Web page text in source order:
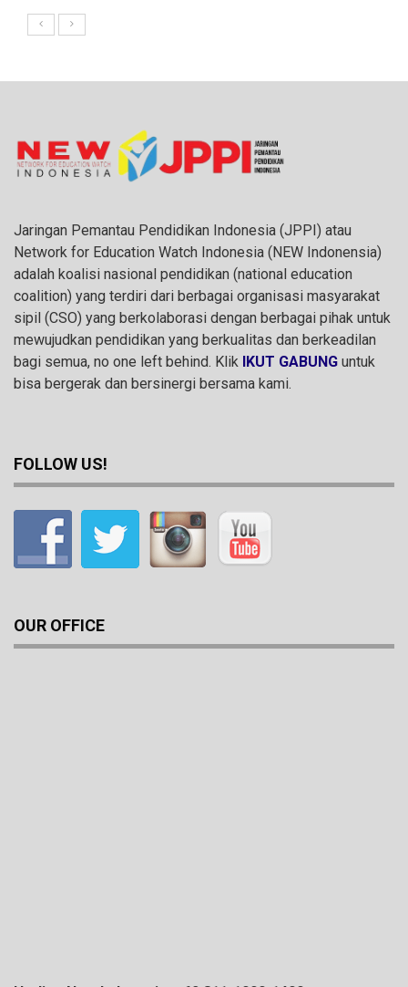
Jaringan Pemantau Pendidikan Indonesia (JPPI) atau
Network for Education Watch Indonesia (NEW Indonensia)
adalah koalisi nasional pendidikan (national education
coalition) yang terdiri dari berbagai organisasi masyarakat
sipil (CSO) yang berkolaborasi dengan berbagai pihak untuk
mewujudkan pendidikan yang berkualitas dan berkeadilan
bagi semua, no one left behind. Klik IKUT GABUNG untuk
bisa bergerak dan bersinergi bersama kami.
FOLLOW US!
OUR OFFICE